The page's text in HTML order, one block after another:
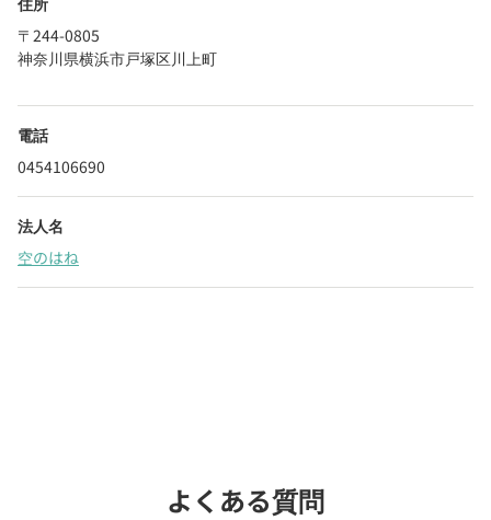
〒244-0805
神奈川県横浜市戸塚区川上町
電話
0454106690
法人名
空のはね
よくある質問